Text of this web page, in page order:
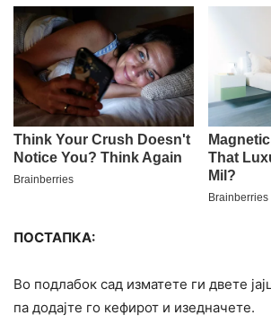
ПОСТАПКА:
Во подлабок сад изматете ги двете
па додајте го кефирот и изедначете.